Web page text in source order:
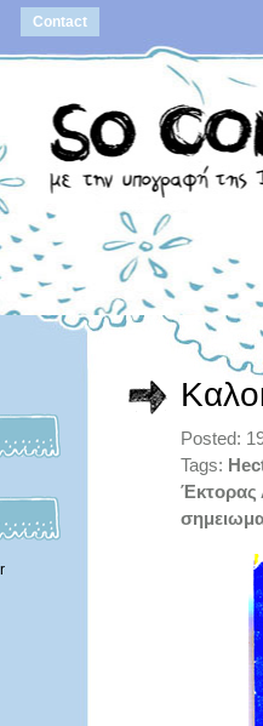
Contact
Posted:
Tags:
Έκτορας